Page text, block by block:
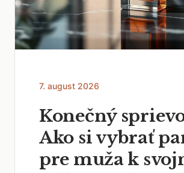
7. august 2026
Konečný
Ako si vybrať
pre muža k